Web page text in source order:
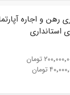
استانداری
تومان
تومان